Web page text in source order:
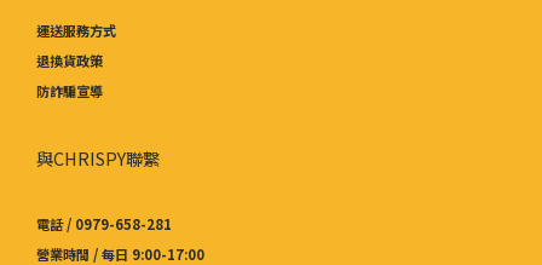
運送服務方式
退換貨政策
防詐騙宣導
與CHRISPY聯繫
電話 / 0979-658-281
營業時間 / 每日 9:00-17:00